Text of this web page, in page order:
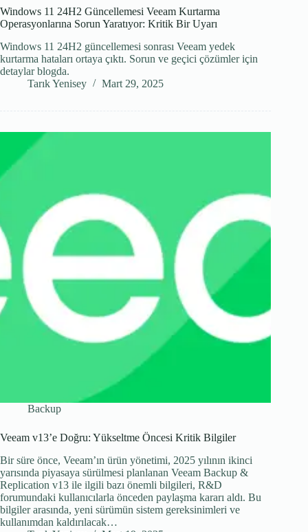
Windows 11 24H2 Güncellemesi Veeam Kurtarma
Operasyonlarına Sorun Yaratıyor: Kritik Bir Uyarı
Windows 11 24H2 güncellemesi sonrası Veeam yedek
kurtarma hataları ortaya çıktı. Sorun ve geçici çözümler için
detaylar blogda.
Tarık Yenisey
Mart 29, 2025
Backup
Veeam v13’e Doğru: Yükseltme Öncesi Kritik Bilgiler
Bir süre önce, Veeam’ın ürün yönetimi, 2025 yılının ikinci
yarısında piyasaya sürülmesi planlanan Veeam Backup &
Replication v13 ile ilgili bazı önemli bilgileri, R&D
forumundaki kullanıcılarla önceden paylaşma kararı aldı. Bu
bilgiler arasında, yeni sürümün sistem gereksinimleri ve
kullanımdan kaldırılacak…